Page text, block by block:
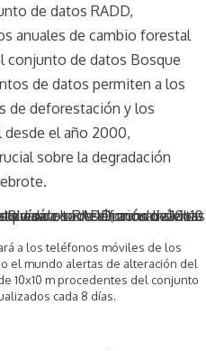
de datos RADD,
anuales de cambio forestal
conjunto de datos Bosque
de datos permiten a los
de deforestación y los
el año 2000,
sobre la degradación
a los teléfonos móviles de los
el mundo alertas de alteración del
10x10 m procedentes del conjunto
cada 8 días.